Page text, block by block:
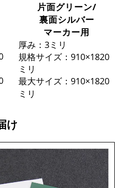
片面グリーン/
裏面シルバー
マーカー用
厚み：3ミリ
規格サイズ：910×1820
ミリ
最大サイズ：910×1820
ミリ
け